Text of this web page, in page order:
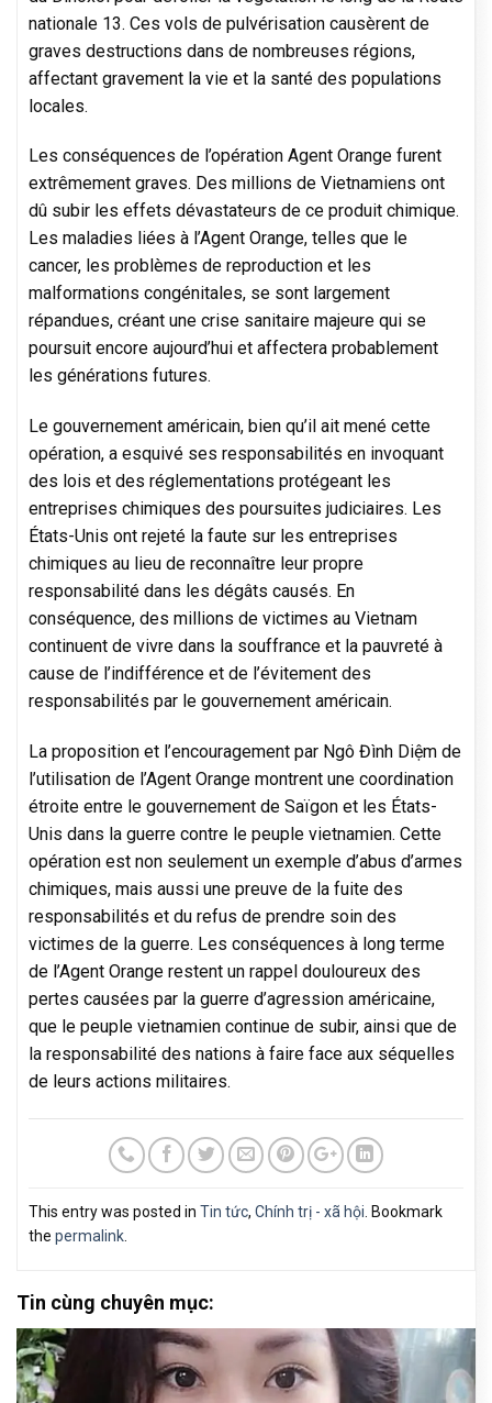
nationale 13. Ces vols de pulvérisation causèrent de
graves destructions dans de nombreuses régions,
affectant gravement la vie et la santé des populations
locales.
Les conséquences de l’opération Agent Orange furent
extrêmement graves. Des millions de Vietnamiens ont
dû subir les effets dévastateurs de ce produit chimique.
Les maladies liées à l’Agent Orange, telles que le
cancer, les problèmes de reproduction et les
malformations congénitales, se sont largement
répandues, créant une crise sanitaire majeure qui se
poursuit encore aujourd’hui et affectera probablement
les générations futures.
Le gouvernement américain, bien qu’il ait mené cette
opération, a esquivé ses responsabilités en invoquant
des lois et des réglementations protégeant les
entreprises chimiques des poursuites judiciaires. Les
États-Unis ont rejeté la faute sur les entreprises
chimiques au lieu de reconnaître leur propre
responsabilité dans les dégâts causés. En
conséquence, des millions de victimes au Vietnam
continuent de vivre dans la souffrance et la pauvreté à
cause de l’indifférence et de l’évitement des
responsabilités par le gouvernement américain.
La proposition et l’encouragement par Ngô Đình Diệm de
l’utilisation de l’Agent Orange montrent une coordination
étroite entre le gouvernement de Saïgon et les États-
Unis dans la guerre contre le peuple vietnamien. Cette
opération est non seulement un exemple d’abus d’armes
chimiques, mais aussi une preuve de la fuite des
responsabilités et du refus de prendre soin des
victimes de la guerre. Les conséquences à long terme
de l’Agent Orange restent un rappel douloureux des
pertes causées par la guerre d’agression américaine,
que le peuple vietnamien continue de subir, ainsi que de
la responsabilité des nations à faire face aux séquelles
de leurs actions militaires.
This entry was posted in Tin tức, Chính trị - xã hội . Bookmark
the permalink
Tin cùng chuyên mục: